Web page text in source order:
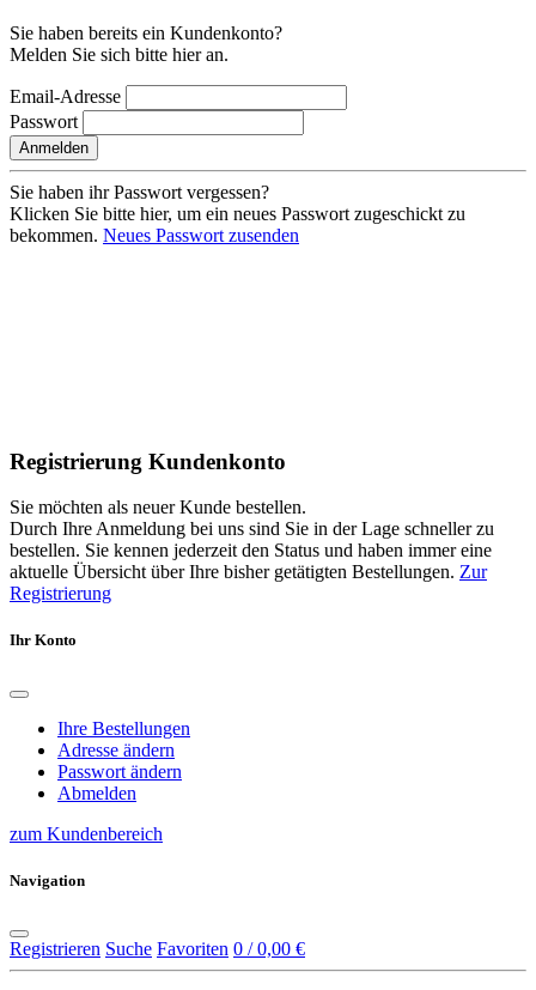
Sie haben bereits ein Kundenkonto?
Melden Sie sich bitte hier an.
Email-Adresse
Passwort
Anmelden
Sie haben ihr Passwort vergessen?
Klicken Sie bitte hier, um ein neues Passwort zugeschickt zu
bekommen. Neues Passwort zusenden
Registrierung Kundenkonto
Sie möchten als neuer Kunde bestellen.
Durch Ihre Anmeldung bei uns sind Sie in der Lage schneller zu
bestellen. Sie kennen jederzeit den Status und haben immer eine
aktuelle Übersicht über Ihre bisher getätigten Bestellungen. Zur
Registrierung
Ihr Konto
Ihre Bestellungen
Adresse ändern
Passwort ändern
Abmelden
zum Kundenbereich
Navigation
Registrieren Suche Favoriten 0 / 0,00 €